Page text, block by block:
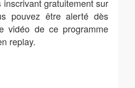
inscrivant gratuitement sur
pouvez être alerté dès
vidéo de ce programme
replay.